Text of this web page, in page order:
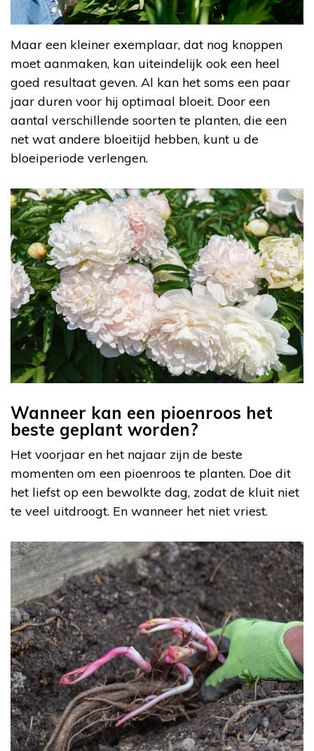
Maar een kleiner exemplaar, dat nog knoppen
moet aanmaken, kan uiteindelijk ook een heel
goed resultaat geven. Al kan het soms een paar
jaar duren voor hij optimaal bloeit. Door een
aantal verschillende soorten te planten, die een
net wat andere bloeitijd hebben, kunt u de
bloeiperiode verlengen.
Wanneer kan een pioenroos het
beste geplant worden?
Het voorjaar en het najaar zijn de beste
momenten om een pioenroos te planten. Doe dit
het liefst op een bewolkte dag, zodat de kluit niet
te veel uitdroogt. En wanneer het niet vriest.